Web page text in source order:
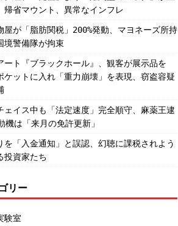
帰省マウント、異常なインフレ
屋が「脂肪関税」200%発動、マヨネーズ所持
境警備隊が拘束
ート『ブラックホール』、観客が展示品を
ケットに入れ「重力崩壊」を表現、窃盗容疑
ェイス中も「法定速度」完全順守、麻薬王逮
機は「来月の免許更新」
を「入金通知」と誤認、幻聴に課税されよう
投資家たち
リー
験室